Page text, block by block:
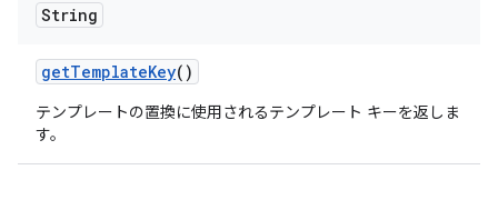
String
getTemplateKey()
テンプレートの置換に使用されるテンプレート キーを返しま
す。